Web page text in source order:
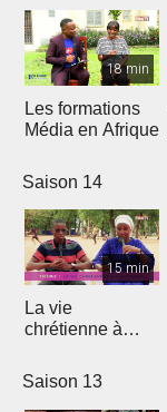
18 min
Les formations
Média en Afrique
Saison 14
15 min
La vie
chrétienne à
Saison 13